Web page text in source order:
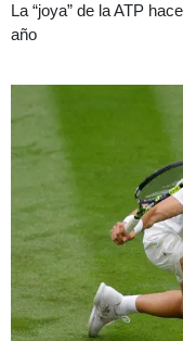
La “joya” de la ATP
año